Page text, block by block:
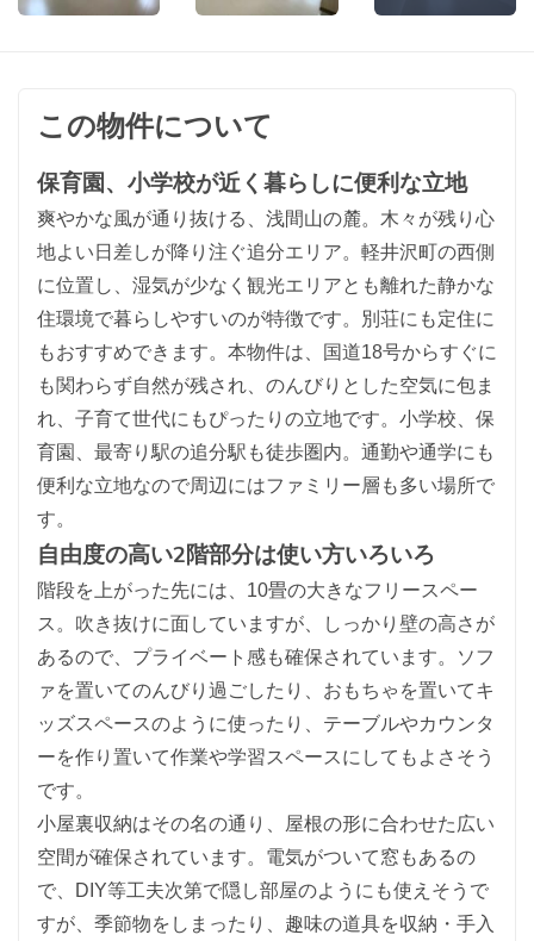
この物件について
保育園、小学校が近く暮らしに便利な立地
爽やかな風が通り抜ける、浅間山の麓。木々が残り心
地よい日差しが降り注ぐ追分エリア。軽井沢町の西側
に位置し、湿気が少なく観光エリアとも離れた静かな
住環境で暮らしやすいのが特徴です。別荘にも定住に
もおすすめできます。本物件は、国道18号からすぐに
も関わらず自然が残され、のんびりとした空気に包ま
れ、子育て世代にもぴったりの立地です。小学校、保
育園、最寄り駅の追分駅も徒歩圏内。通勤や通学にも
便利な立地なので周辺にはファミリー層も多い場所で
す。
自由度の高い2階部分は使い方いろいろ
階段を上がった先には、10畳の大きなフリースペー
ス。吹き抜けに面していますが、しっかり壁の高さが
あるので、プライベート感も確保されています。ソフ
ァを置いてのんびり過ごしたり、おもちゃを置いてキ
ッズスペースのように使ったり、テーブルやカウンタ
ーを作り置いて作業や学習スペースにしてもよさそう
です。
小屋裏収納はその名の通り、屋根の形に合わせた広い
空間が確保されています。電気がついて窓もあるの
で、DIY等工夫次第で隠し部屋のようにも使えそうで
すが、季節物をしまったり、趣味の道具を収納・手入